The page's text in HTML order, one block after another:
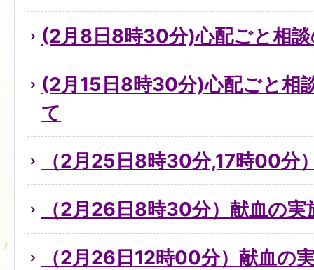
(2月8日8時30分)心配ごと相
(2月15日8時30分)心配ごと相
て
（2月25日8時30分,17時00分
（2月26日8時30分）献血の
（2月26日12時00分）献血の